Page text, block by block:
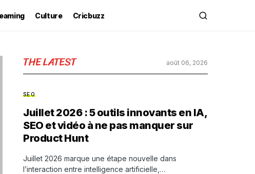
Culture Cricbuzz
THE LATEST août 06, 2026
SEO
Juillet 2026 : 5 outils innovants en IA,
SEO et vidéo à ne pas manquer sur
Product Hunt
Juillet 2026 marque une étape nouvelle dans
l’interaction entre intelligence artificielle,…